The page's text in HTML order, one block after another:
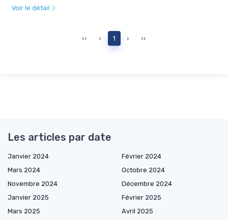
Voir le détail
‹‹ ‹ 1 › ››
Les articles par date
Janvier 2024
Février 2024
Mars 2024
Octobre 2024
Novembre 2024
Décembre 2024
Janvier 2025
Février 2025
Mars 2025
Avril 2025